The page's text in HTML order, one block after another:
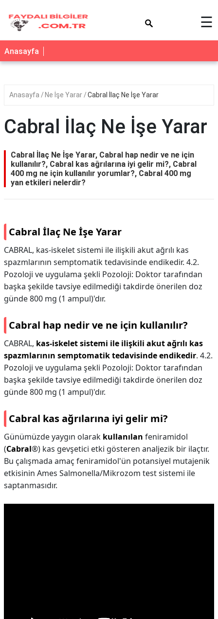
☰
Anasayfa
Anasayfa Ne İşe Yarar Cabral İlaç Ne İşe Yarar
Cabral İlaç Ne İşe Yarar
Cabral İlaç Ne İşe Yarar, Cabral hap nedir ve ne için
kullanılır?, Cabral kas ağrılarına iyi gelir mi?, Cabral
400 mg ne için kullanılır yorumlar?, Cabral 400 mg
yan etkileri nelerdir?
Cabral İlaç Ne İşe Yarar
CABRAL, kas-iskelet sistemi ile ilişkili akut ağrılı kas
spazmlarının semptomatik tedavisinde endikedir. 4.2.
Pozoloji ve uygulama şekli Pozoloji: Doktor tarafından
başka şekilde tavsiye edilmediği takdirde önerilen doz
günde 800 mg (1 ampul)'dır.
Cabral hap nedir ve ne için kullanılır?
CABRAL, kas-iskelet sistemi ile ilişkili akut ağrılı kas
spazmlarının semptomatik tedavisinde endikedir. 4.2.
Pozoloji ve uygulama şekli Pozoloji: Doktor tarafından
başka şekilde tavsiye edilmediği takdirde önerilen doz
günde 800 mg (1 ampul)'dır.
Cabral kas ağrılarına iyi gelir mi?
Günümüzde yaygın olarak kullanılan feniramidol
(Cabral®) kas gevşetici etki gösteren analjezik bir ilaçtır.
Bu çalışmada amaç feniramidol'ün potansiyel mutajenik
etkisinin Ames Salmonella/Mikrozom test sistemi ile
saptanmasıdır.